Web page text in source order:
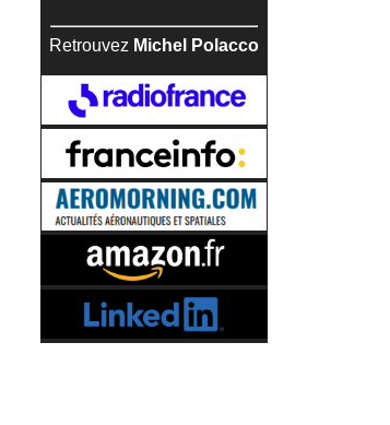
Retrouvez Michel Polacco